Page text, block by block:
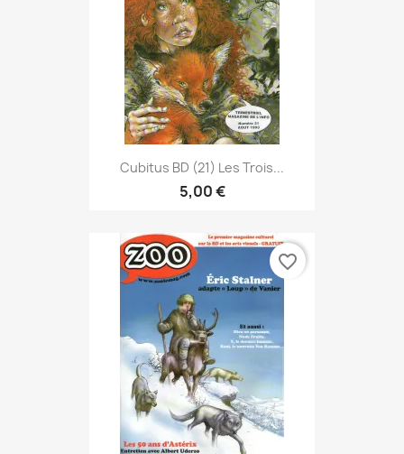
Cubitus BD (21) Les Trois...
5,00 €
favorite_border